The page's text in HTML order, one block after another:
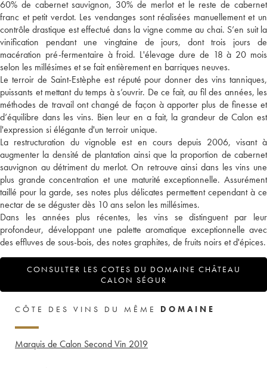
60% de cabernet sauvignon, 30% de merlot et le reste de cabernet
franc et petit verdot. Les vendanges sont réalisées manuellement et un
contrôle drastique est effectué dans la vigne comme au chai. S’en suit la
vinification pendant une vingtaine de jours, dont trois jours de
macération pré-fermentaire à froid. L'élevage dure de 18 à 20 mois
selon les millésimes et se fait entièrement en barriques neuves.
Le terroir de Saint-Estèphe est réputé pour donner des vins tanniques,
puissants et mettant du temps à s’ouvrir. De ce fait, au fil des années, les
méthodes de travail ont changé de façon à apporter plus de finesse et
d’équilibre dans les vins. Bien leur en a fait, la grandeur de Calon est
l'expression si élégante d'un terroir unique.
La restructuration du vignoble est en cours depuis 2006, visant à
augmenter la densité de plantation ainsi que la proportion de cabernet
sauvignon au détriment du merlot. On retrouve ainsi dans les vins une
plus grande concentration et une maturité exceptionnelle. Assurément
taillé pour la garde, ses notes plus délicates permettent cependant à ce
nectar de se déguster dès 10 ans selon les millésimes.
Dans les années plus récentes, les vins se distinguent par leur
profondeur, développant une palette aromatique exceptionnelle avec
des effluves de sous-bois, des notes graphites, de fruits noirs et d'épices.
CONSULTER LES COTES DU DOMAINE CHÂTEAU
CALON SÉGUR
CÔTE DES VINS DU MÊME DOMAINE
Marquis de Calon Second Vin 2019